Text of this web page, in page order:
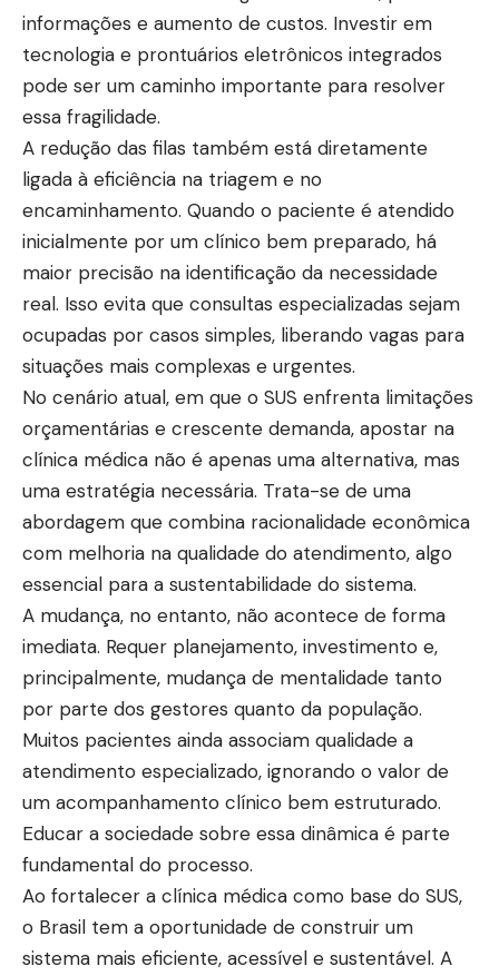
informações e aumento de custos. Investir em
tecnologia e prontuários eletrônicos integrados
pode ser um caminho importante para resolver
essa fragilidade.
A redução das filas também está diretamente
ligada à eficiência na triagem e no
encaminhamento. Quando o paciente é atendido
inicialmente por um clínico bem preparado, há
maior precisão na identificação da necessidade
real. Isso evita que consultas especializadas sejam
ocupadas por casos simples, liberando vagas para
situações mais complexas e urgentes.
No cenário atual, em que o SUS enfrenta limitações
orçamentárias e crescente demanda, apostar na
clínica médica não é apenas uma alternativa, mas
uma estratégia necessária. Trata-se de uma
abordagem que combina racionalidade econômica
com melhoria na qualidade do atendimento, algo
essencial para a sustentabilidade do sistema.
A mudança, no entanto, não acontece de forma
imediata. Requer planejamento, investimento e,
principalmente, mudança de mentalidade tanto
por parte dos gestores quanto da população.
Muitos pacientes ainda associam qualidade a
atendimento especializado, ignorando o valor de
um acompanhamento clínico bem estruturado.
Educar a sociedade sobre essa dinâmica é parte
fundamental do processo.
Ao fortalecer a clínica médica como base do SUS,
o Brasil tem a oportunidade de construir um
sistema mais eficiente, acessível e sustentável. A